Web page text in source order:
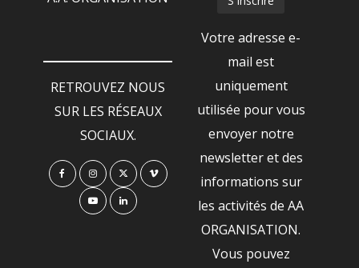
RETROUVEZ NOUS
SUR LES RÉSEAUX
SOCIAUX.
Votre adresse e-
mail est
uniquement
utilisée pour vous
envoyer notre
newsletter et des
informations sur
les activités de AA
ORGANISATION.
Vous pouvez